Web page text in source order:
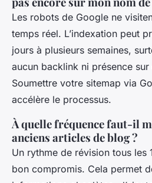
Les robots de Google ne
temps réel. L’indexation peut
jours à plusieurs semaines,
aucun backlink ni présence sur
Soumettre votre sitemap via
accélère le processus.
À quelle fréquence faut-il
anciens articles de blog ?
Un rythme de révision tous les
bon compromis. Cela permet